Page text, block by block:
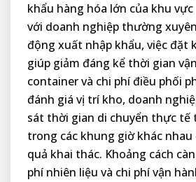
khẩu hàng hóa lớn của khu
với doanh nghiệp thường
động xuất nhập khẩu, việc đặt
giúp giảm đáng kể thời gian
container và chi phí điều phối
đánh giá vị trí kho, doanh
sát thời gian di chuyển thực tế
trong các khung giờ khác nhau
quả khai thác. Khoảng cách
phí nhiên liệu và chi phí vận